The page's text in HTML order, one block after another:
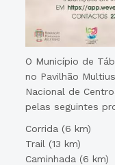
O Município de
no Pavilhão
Nacional de
pelas seguintes
Corrida (6 km)
Trail (13 km)
Caminhada (6 km)